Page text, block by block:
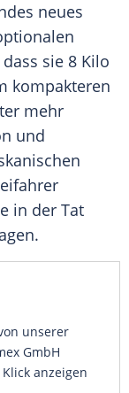
neues
sie 8 Kilo
kompakteren
mehr
und
in der Tat
.
unserer
GmbH
anzeigen